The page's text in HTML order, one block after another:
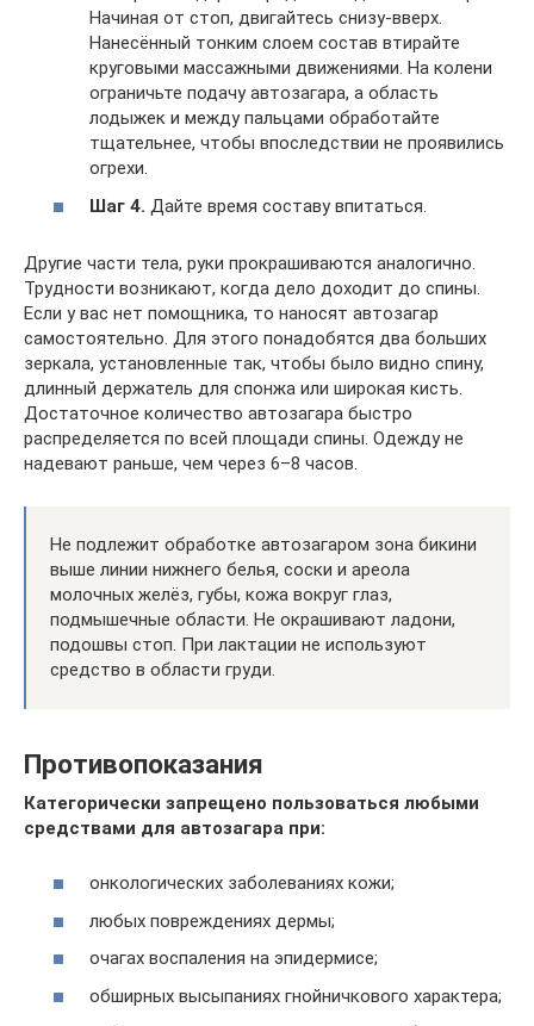
Начиная от стоп, двигайтесь снизу-вверх.
Нанесённый тонким слоем состав втирайте
круговыми массажными движениями. На колени
ограничьте подачу автозагара, а область
лодыжек и между пальцами обработайте
тщательнее, чтобы впоследствии не проявились
огрехи.
Шаг 4. Дайте время составу впитаться.
Другие части тела, руки прокрашиваются аналогично.
Трудности возникают, когда дело доходит до спины.
Если у вас нет помощника, то наносят автозагар
самостоятельно. Для этого понадобятся два больших
зеркала, установленные так, чтобы было видно спину,
длинный держатель для спонжа или широкая кисть.
Достаточное количество автозагара быстро
распределяется по всей площади спины. Одежду не
надевают раньше, чем через 6–8 часов.
Не подлежит обработке автозагаром зона бикини
выше линии нижнего белья, соски и ареола
молочных желёз, губы, кожа вокруг глаз,
подмышечные области. Не окрашивают ладони,
подошвы стоп. При лактации не используют
средство в области груди.
Противопоказания
Категорически запрещено пользоваться любыми
средствами для автозагара при:
онкологических заболеваниях кожи;
любых повреждениях дермы;
очагах воспаления на эпидермисе;
обширных высыпаниях гнойничкового характера;